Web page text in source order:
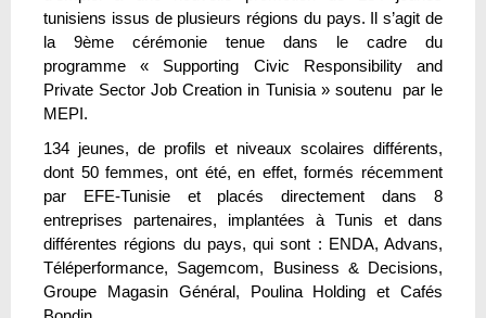
tunisiens issus de plusieurs régions du pays. Il s’agit de
la 9ème cérémonie tenue dans le cadre du
programme « Supporting Civic Responsibility and
Private Sector Job Creation in Tunisia » soutenu par le
MEPI.
134 jeunes, de profils et niveaux scolaires différents,
dont 50 femmes, ont été, en effet, formés récemment
par EFE-Tunisie et placés directement dans 8
entreprises partenaires, implantées à Tunis et dans
différentes régions du pays, qui sont : ENDA, Advans,
Téléperformance, Sagemcom, Business & Decisions,
Groupe Magasin Général, Poulina Holding et Cafés